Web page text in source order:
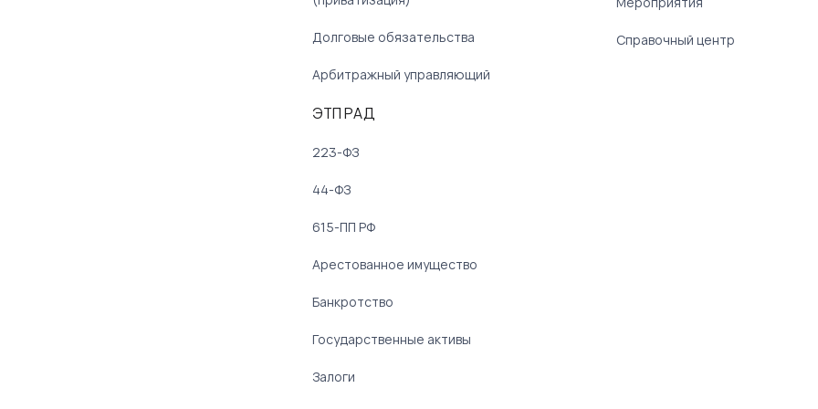
Долговые обязательства
Арбитражный управляющий
ЭТП РАД
223-ФЗ
44-ФЗ
615-ПП РФ
Арестованное имущество
Банкротство
Государственные активы
Залоги
Справочный центр